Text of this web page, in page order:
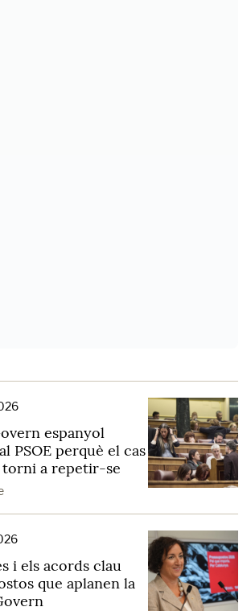
espanyol
PSOE perquè el cas
a repetir-se
i els acords clau
que aplanen la